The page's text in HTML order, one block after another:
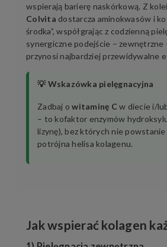
wspierają barierę naskórkową. Z kolei
Colvita dostarcza aminokwasów i
środka”, współgrając z codzienną
synergiczne podejście –
przynosi najbardziej przewidywalne
💡 Wskazówka pielęgnacyjna
Zadbaj owitaminę C w diecie i/
– to kofaktor enzymów
lizynę), bez których nie
potrójna helisa kolagenu.
Jak wspierać kolagen